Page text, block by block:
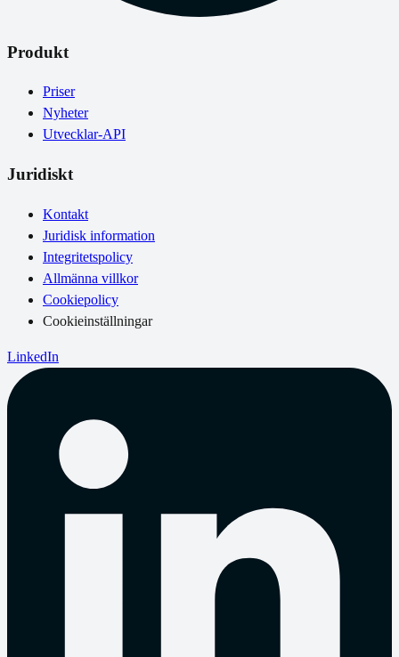
Produkt
Priser
Nyheter
Utvecklar-API
Juridiskt
Kontakt
Juridisk information
Integritetspolicy
Allmänna villkor
Cookiepolicy
Cookieinställningar
LinkedIn